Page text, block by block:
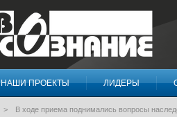
НАШИ ПРОЕКТЫ ЛИДЕРЫ
В ходе приема поднимались вопросы